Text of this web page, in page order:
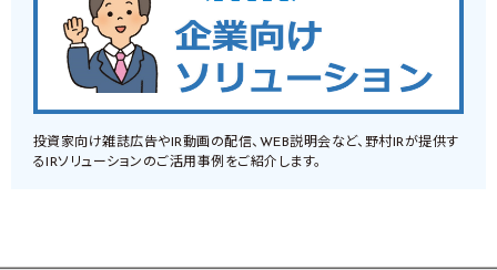
投資家向け雑誌広告やIR動画の配信、WEB説明会など、野村IRが提供す
るIRソリューションのご活用事例をご紹介します。